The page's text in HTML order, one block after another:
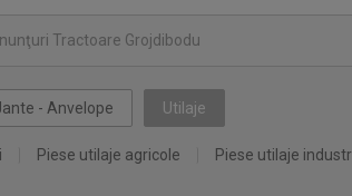
Tractoare Grojdibodu
- Anvelope Utilaje
Piese utilaje agricole Piese utilaje